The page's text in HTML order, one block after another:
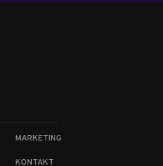
MARKETING
KONTAKT